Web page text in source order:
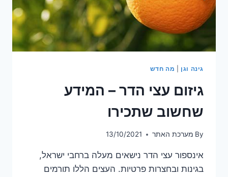
גינה וגן מה חדש
גיזום עצי הדר – המידע
שחשוב שתכירו
By מערכת האתר 13/10/2021
אינספור עצי הדר נישאים מעלה ברחבי ישראל,
בגינות ובחצרות פרטיות. העצים הללו תורמים